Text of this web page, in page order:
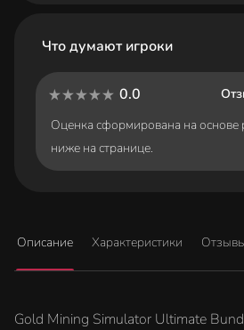
Что думают игроки
0.0
Оценка сформирована на основе
ниже на странице.
Описание Характеристики
Gold Mining Simulator Ultimate